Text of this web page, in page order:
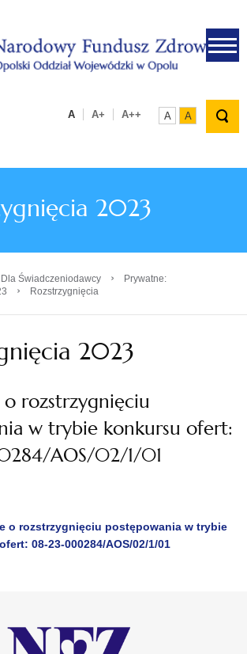
A A+ A++ A A
2023
Dla Świadczeniodawcy ›
Prywatne:
› Rozstrzygnięcia
2023
o rozstrzygnięciu
w trybie konkursu ofert:
AOS/02/1/01
o rozstrzygnięciu postępowania w trybie
08-23-000284/AOS/02/1/01